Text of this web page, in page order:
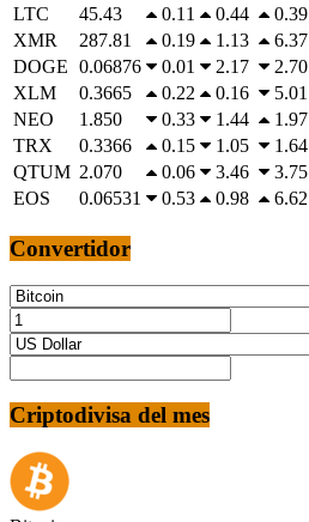
LTC
45.43 0.11 0.44
0.39
XMR
287.81 0.19 1.13
6.37
DOGE 0.06876 0.01 2.17
2.70
XLM
0.3665 0.22 0.16
5.01
NEO
1.850 0.33 1.44
1.97
TRX
0.3366 0.15 1.05
1.64
QTUM 2.070 0.06 3.46
3.75
EOS
0.06531 0.53 0.98 6.62
Convertidor
Criptodivisa del mes